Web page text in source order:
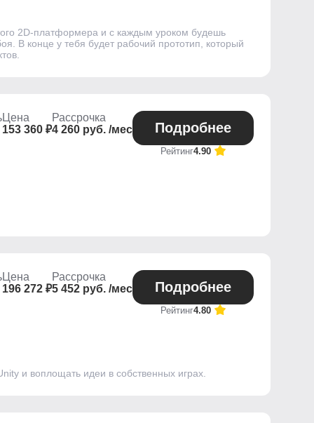
2D-платформера и с каждым уроком будешь
В конце у тебя будет рабочий прототип, который
Цена
153 360 ₽
Рассрочка
4 260 руб. /мес
Подробнее
Рейтинг4.90
Цена
196 272 ₽
Рассрочка
5 452 руб. /мес
Подробнее
Рейтинг4.80
и воплощать идеи в собственных играх.